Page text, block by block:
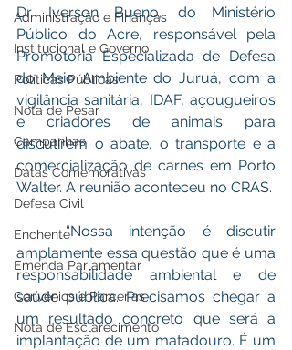
Administração e Finanças
Institucional e Governo
Políticas Públicas
Nota de Pesar
Campanhas
Datas Comemorativas
Defesa Civil
Enchente
Emenda Parlamentar
Convênios e Parcerias
Nota de Esclarecimento
Dr. Iverson Bueno, do Ministério
Público do Acre, responsável pela
Promotoria Especializada de Defesa
do Meio Ambiente do Juruá, com a
vigilância sanitária, IDAF, açougueiros
e criadores de animais para
discutirem o abate, o transporte e a
comercialização de carnes em Porto
Walter. A reunião aconteceu no CRAS.
	“Nossa intenção é discutir
amplamente essa questão que é uma
responsabilidade ambiental e de
saúde pública. Precisamos chegar a
um resultado concreto que será a
implantação de um matadouro. É um